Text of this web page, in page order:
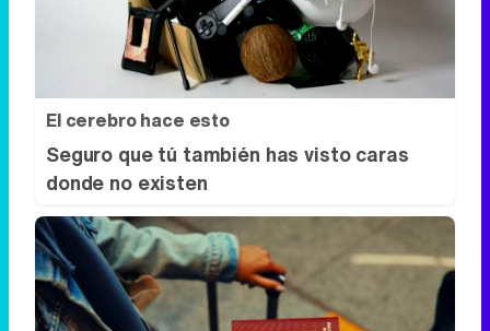
El cerebro hace esto
Seguro que tú también has visto caras
donde no existen